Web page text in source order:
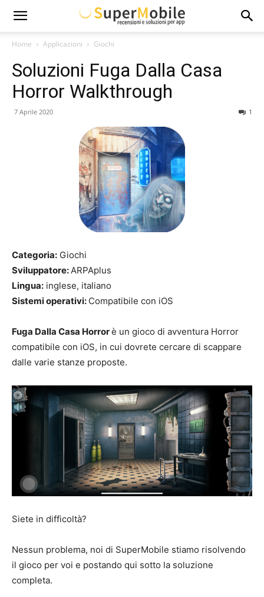
Super
Mobile
Home Applicazioni Giochi
Soluzioni Fuga Dalla Casa
Horror Walkthrough
7 Aprile 2020 1
Categoria: Giochi
Sviluppatore:ARPAplus
Lingua: inglese, italiano
Sistemi operativi: Compatibile con iOS
Fuga Dalla Casa Horrorè un gioco di avventura Horror
compatibile con iOS, in cui dovrete cercare di scappare
dalle varie stanze proposte.
Siete in difficoltà?
Nessun problema, noi di SuperMobile stiamo risolvendo
il gioco per voi e postando qui sotto la soluzione
completa.